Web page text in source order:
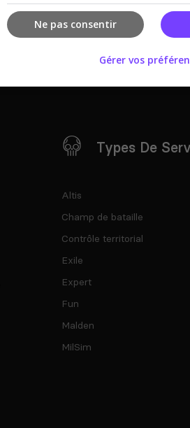
Types De
Altis
Champ de bataille
Contrôle territorial
Exile
Expert
Fun
Malden
MilSim
Ne pas consentir
Gérer vos